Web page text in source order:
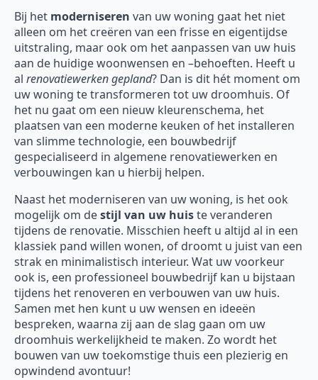
Bij het moderniseren van uw woning gaat het niet
alleen om het creëren van een frisse en eigentijdse
uitstraling, maar ook om het aanpassen van uw huis
aan de huidige woonwensen en –behoeften. Heeft u
al renovatiewerken gepland? Dan is dit hét moment om
uw woning te transformeren tot uw droomhuis. Of
het nu gaat om een nieuw kleurenschema, het
plaatsen van een moderne keuken of het installeren
van slimme technologie, een bouwbedrijf
gespecialiseerd in algemene renovatiewerken en
verbouwingen kan u hierbij helpen.
Naast het moderniseren van uw woning, is het ook
mogelijk om destijl van uw huiste veranderen
tijdens de renovatie. Misschien heeft u altijd al in een
klassiek pand willen wonen, of droomt u juist van een
strak en minimalistisch interieur. Wat uw voorkeur
ook is, een professioneel bouwbedrijf kan u bijstaan
tijdens het renoveren en verbouwen van uw huis.
Samen met hen kunt u uw wensen en ideeën
bespreken, waarna zij aan de slag gaan om uw
droomhuis werkelijkheid te maken. Zo wordt het
bouwen van uw toekomstige thuis een plezierig en
opwindend avontuur!